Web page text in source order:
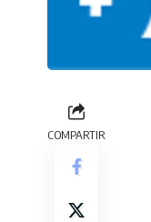
COMPARTIR